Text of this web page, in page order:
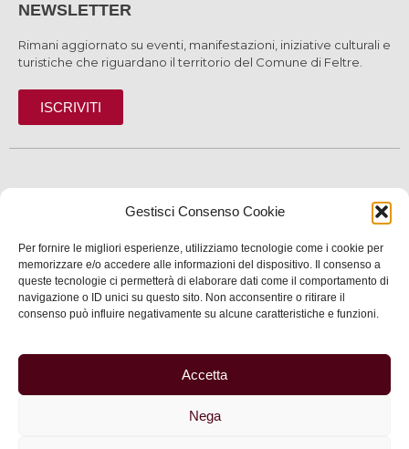
Gestisci Consenso Cookie
Per fornire le migliori esperienze, utilizziamo tecnologie come i cookie per
memorizzare e/o accedere alle informazioni del dispositivo. Il consenso a
queste tecnologie ci permetterà di elaborare dati come il comportamento di
navigazione o ID unici su questo sito. Non acconsentire o ritirare il
consenso può influire negativamente su alcune caratteristiche e funzioni.
Accetta
Nega
NEWSLETTER
Rimani aggiornato su eventi, manifestazioni, iniziative culturali e
turistiche che riguardano il territorio del Comune di Feltre.
ISCRIVITI
SERVIZI
INFORMAZIONI
© 2025 Assessorato al Turismo della Città di Feltre
Informativa cookie